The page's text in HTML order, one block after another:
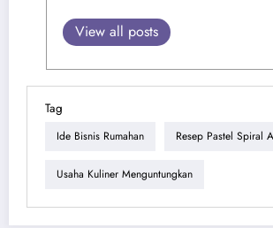
View all posts
Tag
Ide Bisnis Rumahan Resep Pastel Spiral
Usaha Kuliner Menguntungkan